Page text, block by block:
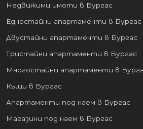
университет, УНСС,
университет и много
Средно образование:
професионални
център за студенти и
което поддържа високо
апартаменти под наем в
Недвижими имоти в Бургас
Едностайни апартаменти в Бургас
Двустайни апартаменти в Бургас
Тристайни апартаменти в Бургас
Многостайни апартаменти в
Къщи в Бургас
Апартаменти под наем в Бургас
Магазини под наем в Бургас